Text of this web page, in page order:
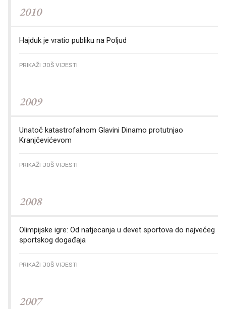
2010
Hajduk je vratio publiku na Poljud
PRIKAŽI JOŠ VIJESTI
2009
Unatoč katastrofalnom Glavini Dinamo protutnjao
Kranjčevićevom
PRIKAŽI JOŠ VIJESTI
2008
Olimpijske igre: Od natjecanja u devet sportova do najvećeg
sportskog događaja
PRIKAŽI JOŠ VIJESTI
2007